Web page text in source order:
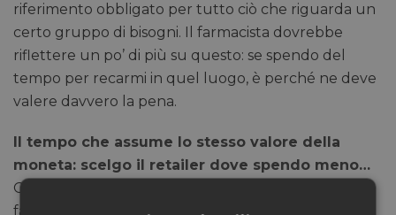
riferimento obbligato per tutto ciò che riguarda un
certo gruppo di bisogni. Il farmacista dovrebbe
riflettere un po’ di più su questo: se spendo del
tempo per recarmi in quel luogo, è perché ne deve
valere davvero la pena.
Il tempo che assume lo stesso valore della
moneta: scelgo il retailer dove spendo meno…
Oppure dove il mio tempo acquisisce valore. Le
farmacie dovrebbero prendere esempio da quelle